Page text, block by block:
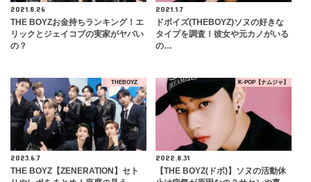
2021.8.26
THE BOYZお金持ちランキング！エ
リックとジェイコブの実家がヤバい
の？
2021.1.7
ドボイズ(THEBOYZ)ソヌの好きな
タイプを調査！彼女や元カノがいる
の…
THEBOYZ
2023.6.7
THE BOYZ【ZENERATION】セト
K-POP【ナムジャ】
2022.8.31
【THE BOYZ(ドボ)】ソヌの活動休